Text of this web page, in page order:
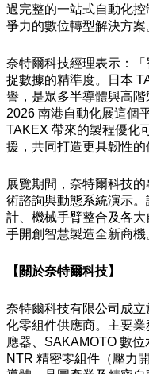
過完整的一站式自動化
爭力的數位轉型解決方案
奈特爾科技經理表示：
捉數據的精準度。日本
譽，是眾多半導體與高
2026 南港自動化展這個
TAKEX 帶來的製程優化
援，共同打造更具韌性的
展覽期間，奈特爾科技
術諮詢與動態系統演示
計、機械手臂整合及各
手開創智慧製造全新商機
【關於奈特爾科技】
奈特爾科技有限公司成
化零組件供應商。主要
應器、SAKAMOTO 數
NTR 精密零組件（壓力